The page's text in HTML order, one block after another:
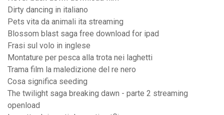
Dirty dancing in italiano
Pets vita da animali ita streaming
Blossom blast saga free download for ipad
Frasi sul volo in inglese
Montature per pesca alla trota nei laghetti
Trama film la maledizione del re nero
Cosa significa seeding
The twilight saga breaking dawn - parte 2 streaming
openload